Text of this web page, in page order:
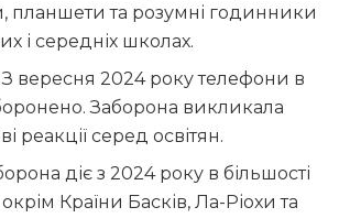
планшети та розумні годинники
і середніх школах.
З вересня 2024 року телефони в
Заборона викликала
реакції серед освітян.
діє з 2024 року в більшості
Країни Басків, Ла-Ріохи та